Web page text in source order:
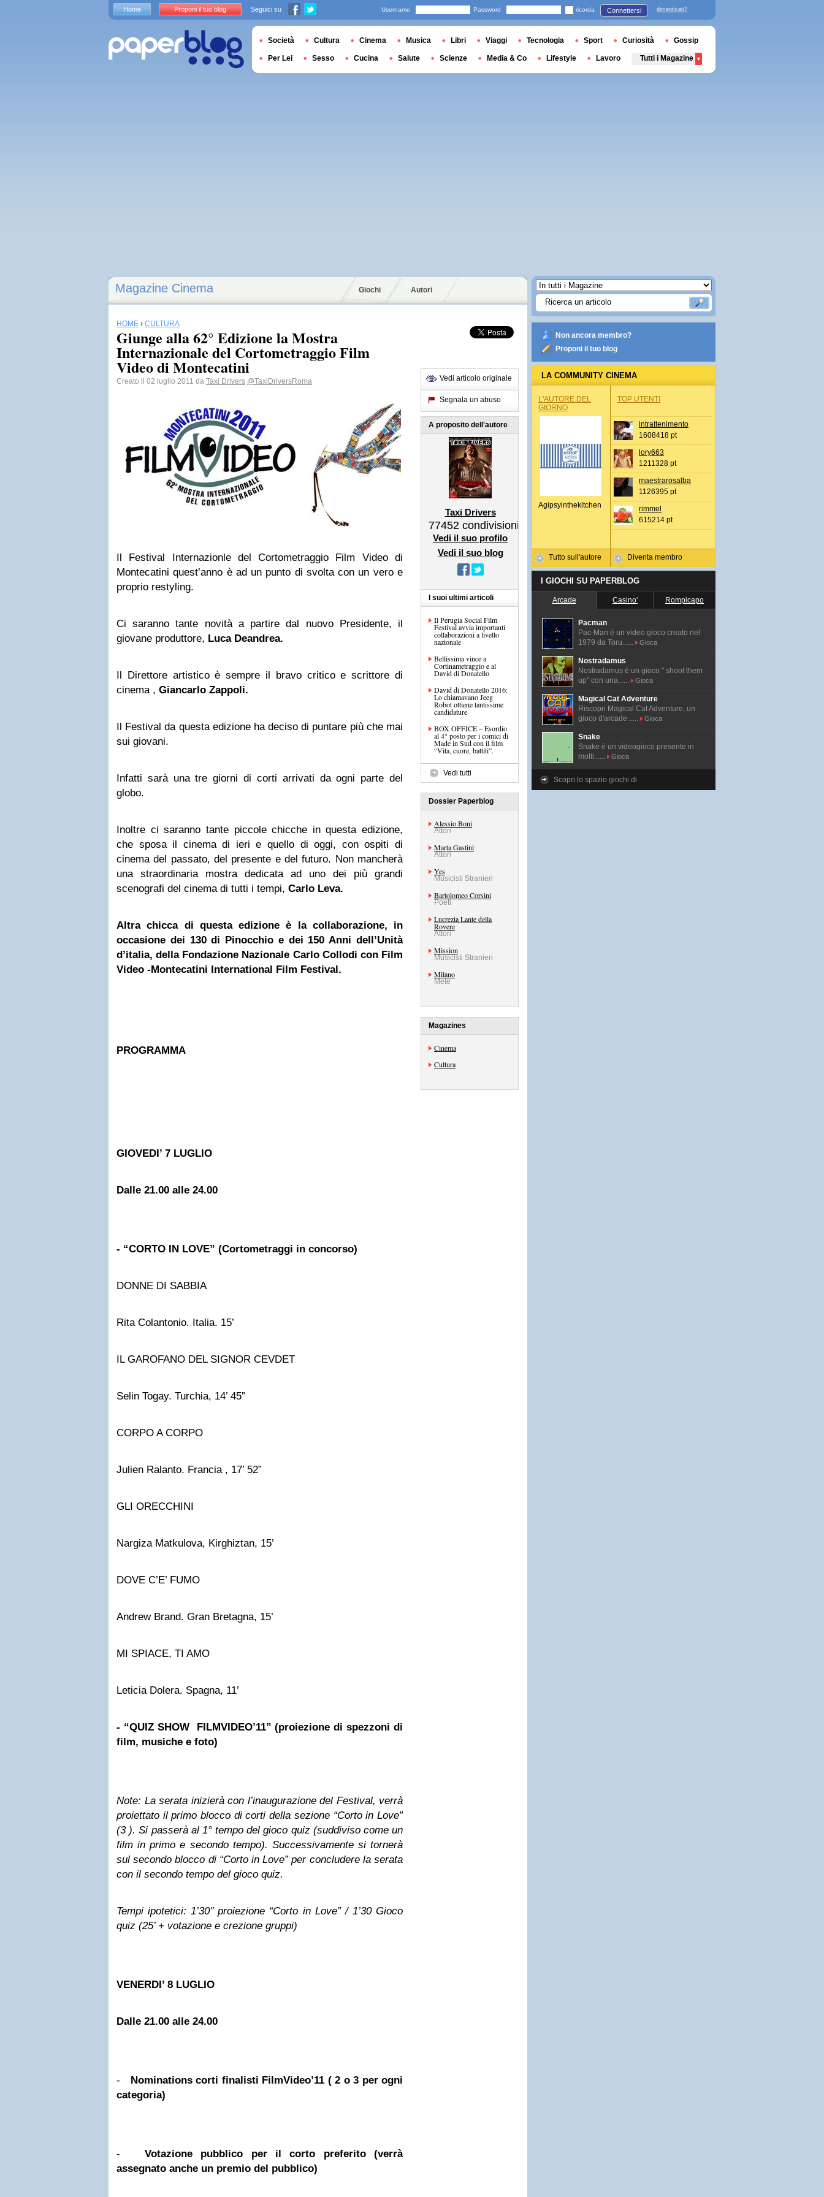
Magazine Cinema Giochi Autori
HOME › CULTURA
Giunge alla 62° Edizione la Mostra
Internazionale del Cortometraggio Film
Video di Montecatini
Creato il 02 luglio 2011 da Taxi Drivers @TaxiDriversRoma
Il Festival Internazionle del Cortometraggio Film Video di
Montecatini quest’anno è ad un punto di svolta con un vero e
proprio restyling.
Ci saranno tante novità a partire dal nuovo Presidente, il
giovane produttore, Luca Deandrea.
Il Direttore artistico è sempre il bravo critico e scrittore di
cinema , Giancarlo Zappoli.
Il Festival da questa edizione ha deciso di puntare più che mai
sui giovani.
Infatti sarà una tre giorni di corti arrivati da ogni parte del
globo.
Inoltre ci saranno tante piccole chicche in questa edizione,
che sposa il cinema di ieri e quello di oggi, con ospiti di
cinema del passato, del presente e del futuro. Non mancherà
una straordinaria mostra dedicata ad uno dei più grandi
scenografi del cinema di tutti i tempi, Carlo Leva.
Altra chicca di questa edizione è la collaborazione, in
occasione dei 130 di Pinocchio e dei 150 Anni dell’Unità
d’italia, della Fondazione Nazionale Carlo Collodi con Film
Video -Montecatini International Film Festival.
PROGRAMMA
GIOVEDI’ 7 LUGLIO
Dalle 21.00 alle 24.00
- “CORTO IN LOVE” (Cortometraggi in concorso)
DONNE DI SABBIA
Rita Colantonio. Italia. 15’
IL GAROFANO DEL SIGNOR CEVDET
Selin Togay. Turchia, 14’ 45”
CORPO A CORPO
Julien Ralanto. Francia , 17’ 52”
GLI ORECCHINI
Nargiza Matkulova, Kirghiztan, 15’
DOVE C’E’ FUMO
Andrew Brand. Gran Bretagna, 15’
MI SPIACE, TI AMO
Leticia Dolera. Spagna, 11’
- “QUIZ SHOW FILMVIDEO’11” (proiezione di spezzoni di
film, musiche e foto)
Note: La serata inizierà con l’inaugurazione del Festival, verrà
proiettato il primo blocco di corti della sezione “Corto in Love”
(3 ). Si passerà al 1° tempo del gioco quiz (suddiviso come un
film in primo e secondo tempo). Successivamente si tornerà
sul secondo blocco di “Corto in Love” per concludere la serata
con il secondo tempo del gioco quiz.
Tempi ipotetici: 1’30’’ proiezione “Corto in Love” / 1’30 Gioco
quiz (25’ + votazione e crezione gruppi)
VENERDI’ 8 LUGLIO
Dalle 21.00 alle 24.00
- Nominations corti finalisti FilmVideo’11 ( 2 o 3 per ogni
categoria)
- Votazione pubblico per il corto preferito (verrà
assegnato anche un premio del pubblico)
Vedi articolo originale
Segnala un abuso
A proposito dell'autore
Taxi Drivers
77452 condivisioni
Vedi il suo profilo
Vedi il suo blog
I suoi ultimi articoli
Il Perugia Social Film
Festival avvia importanti
collaborazioni a livello
nazionale
Bellissima vince a
Cortinametraggio e al
David di Donatello
David di Donatello 2016:
Lo chiamavano Jeeg
Robot ottiene tantissime
candidature
BOX OFFICE – Esordio
al 4° posto per i comici di
Made in Sud con il film
“Vita, cuore, battiti”.
Vedi tutti
Dossier Paperblog
Alessio Boni
Attori
Marta Gastini
Attori
Yes
Musicisti Stranieri
Bartolomeo Corsini
Poeti
Lucrezia Lante della
Rovere
Attori
Mission
Musicisti Stranieri
Milano
Mete
Magazines
Cinema
Cultura
Non ancora membro?
Proponi il tuo blog
LA COMMUNITY CINEMA
L'AUTORE DEL
GIORNO
Agipsyinthekitchen
Tutto sull'autore
TOP UTENTI
intrattenimento
1608418 pt
lory663
1211328 pt
maestrarosalba
1126395 pt
rimmel
615214 pt
Diventa membro
I GIOCHI SU PAPERBLOG
Arcade Casino' Rompicapo
Pacman
Pac-Man é un video gioco creato nel
1979 da Toru......
Gioca
Nostradamus
Nostradamus è un gioco " shoot them
up" con una......
Gioca
Magical Cat Adventure
Riscopri Magical Cat Adventure, un
gioco d'arcade......
Gioca
Snake
Snake è un videogioco presente in
molti......
Gioca
Scopri lo spazio giochi di
Home Proponi il tuo blog Seguici su Username Password ricorda Connettersi dimenticati?
Società Cultura Cinema Musica Libri Viaggi Tecnologia Sport Curiosità Gossip
Per Lei Sesso Cucina Salute Scienze Media & Co Lifestyle Lavoro Tutti i Magazine